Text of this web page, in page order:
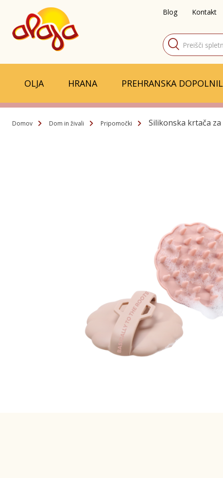
Blog Kontakt
Products
search
OLJA HRANA PREHRANSKA
Domov Dom in živali Pripomočki Silikonska krtača